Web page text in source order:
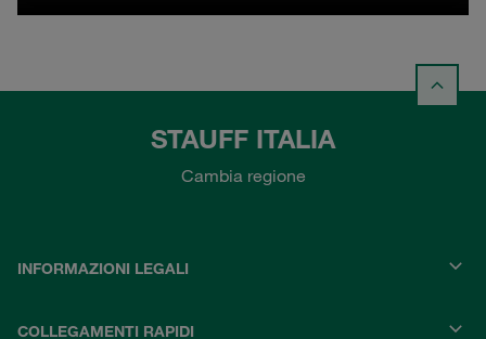
STAUFF ITALIA
Cambia regione
INFORMAZIONI LEGALI
COLLEGAMENTI RAPIDI